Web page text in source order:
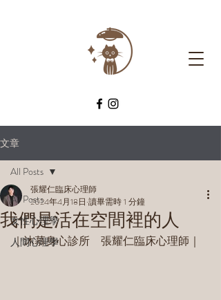
文章
All Posts
女性心理學
人間心理學
All Posts
我們是活在空間裡的人
張耀仁臨床心理師
2024年4月18日 讀畢需時 1 分鐘
｜沐慕身心診所　張耀仁臨床心理師｜